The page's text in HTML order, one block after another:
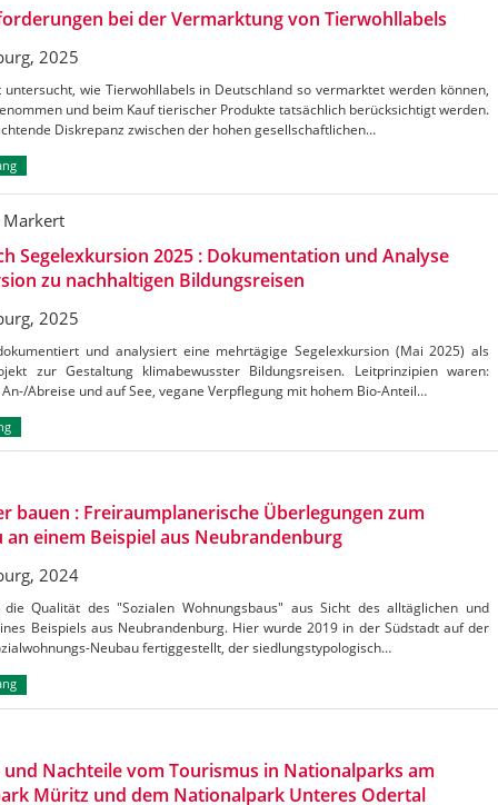
bei der Vermarktung von Tierwohllabels
2025
wie Tierwohllabels in Deutschland so vermarktet werden können,
und beim Kauf tierischer Produkte tatsächlich berücksichtigt werden.
Diskrepanz zwischen der hohen gesellschaftlichen…
Markert
Segelexkursion 2025 : Dokumentation und Analyse
zu nachhaltigen Bildungsreisen
2025
und analysiert eine mehrtägige Segelexkursion (Mai 2025) als
zur Gestaltung klimabewusster Bildungsreisen. Leitprinzipien waren:
Abreise und auf See, vegane Verpflegung mit hohem Bio-Anteil…
bauen : Freiraumplanerische Überlegungen zum
an einem Beispiel aus Neubrandenburg
2024
Qualität des "Sozialen Wohnungsbaus" aus Sicht des alltäglichen und
Beispiels aus Neubrandenburg. Hier wurde 2019 in der Südstadt auf der
Neubau fertiggestellt, der siedlungstypologisch…
Nachteile vom Tourismus in Nationalparks am
Müritz und dem Nationalpark Unteres Odertal